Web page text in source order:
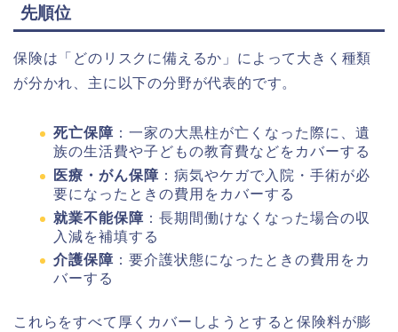
先順位
保険は「どのリスクに備えるか」によって大きく種類
が分かれ、主に以下の分野が代表的です。
死亡保障 ：一家の大黒柱が亡くなった際に、遺
族の生活費や子どもの教育費などをカバーする
医療・がん保障 ：病気やケガで入院・手術が必
要になったときの費用をカバーする
就業不能保障 ：長期間働けなくなった場合の収
入減を補填する
介護保障 ：要介護状態になったときの費用をカ
バーする
これらをすべて厚くカバーしようとすると保険料が膨